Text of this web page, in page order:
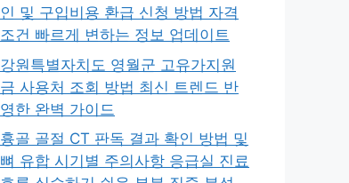
인 및 구입비용 환급 신청 방법 자격
조건 빠르게 변하는 정보 업데이트
강원특별자치도 영월군 고유가지원
금 사용처 조회 방법 최신 트렌드 반
영한 완벽 가이드
흉골 골절 CT 판독 결과 확인 방법 및
뼈 유합 시기별 주의사항 응급실 진료